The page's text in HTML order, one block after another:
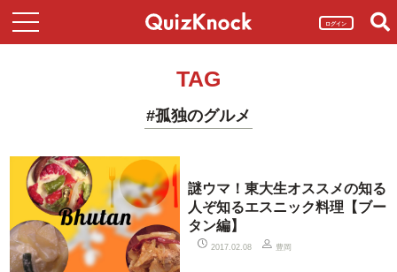
ログイン
TAG
#孤独のグルメ
謎ウマ！東大生オススメの知る
人ぞ知るエスニック料理【ブー
タン編】
2017.02.08 豊岡